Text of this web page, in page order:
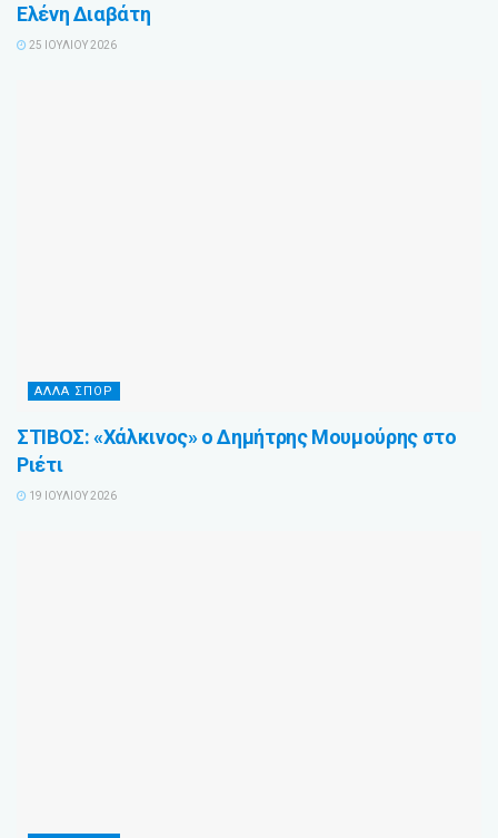
Ελένη Διαβάτη
25 ΙΟΥΛΊΟΥ 2026
ΆΛΛΑ ΣΠΌΡ
ΣΤΙΒΟΣ: «Χάλκινος» ο Δημήτρης Μουμούρης στο
Ριέτι
19 ΙΟΥΛΊΟΥ 2026